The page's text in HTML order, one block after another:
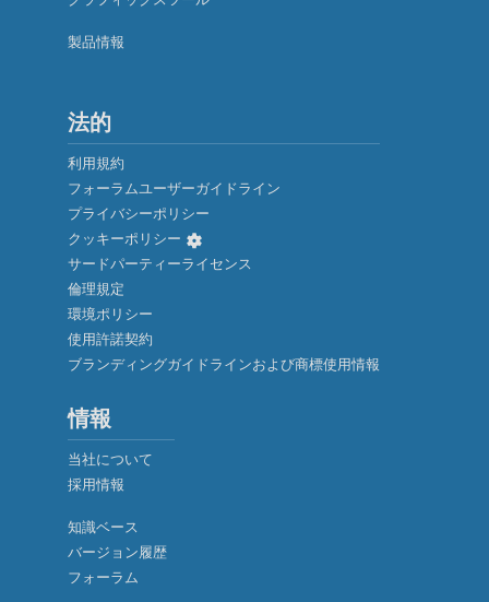
製品情報
法的
利用規約
フォーラムユーザーガイドライン
プライバシーポリシー
クッキーポリシー
サードパーティーライセンス
倫理規定
環境ポリシー
使用許諾契約
ブランディングガイドラインおよび商標使用情報
情報
当社について
採用情報
知識ベース
バージョン履歴
フォーラム厳密に必要なクッキー